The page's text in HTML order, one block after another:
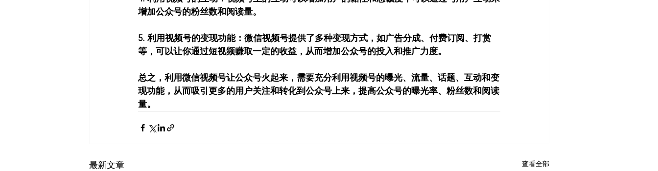
增加公众号的粉丝数和阅读量。
5. 利用视频号的变现功能：微信视频号提供了多种变现方式，如广告分成、付费订阅、打赏
等，可以让你通过短视频赚取一定的收益，从而增加公众号的投入和推广力度。
总之，利用微信视频号让公众号火起来，需要充分利用视频号的曝光、流量、话题、互动和变
现功能，从而吸引更多的用户关注和转化到公众号上来，提高公众号的曝光率、粉丝数和阅读
量。
最新文章 查看全部